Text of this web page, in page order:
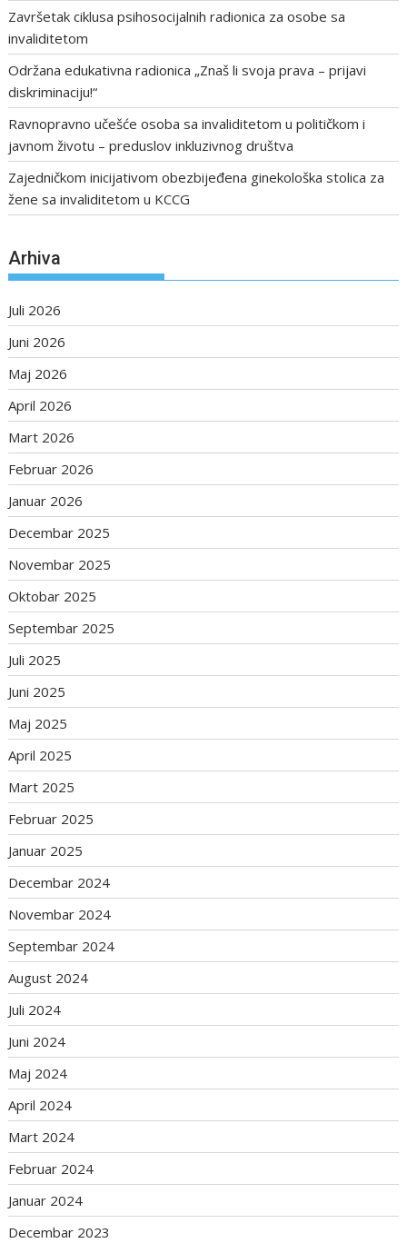
Završetak ciklusa psihosocijalnih radionica za osobe sa
invaliditetom
Održana edukativna radionica „Znaš li svoja prava – prijavi
diskriminaciju!“
Ravnopravno učešće osoba sa invaliditetom u političkom i
javnom životu – preduslov inkluzivnog društva
Zajedničkom inicijativom obezbijeđena ginekološka stolica za
žene sa invaliditetom u KCCG
Arhiva
Juli 2026
Juni 2026
Maj 2026
April 2026
Mart 2026
Februar 2026
Januar 2026
Decembar 2025
Novembar 2025
Oktobar 2025
Septembar 2025
Juli 2025
Juni 2025
Maj 2025
April 2025
Mart 2025
Februar 2025
Januar 2025
Decembar 2024
Novembar 2024
Septembar 2024
August 2024
Juli 2024
Juni 2024
Maj 2024
April 2024
Mart 2024
Februar 2024
Januar 2024
Decembar 2023